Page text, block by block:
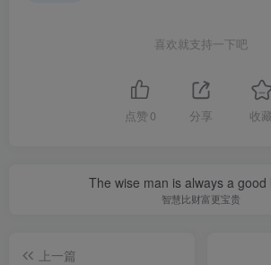
喜欢就支持一下吧
点赞 0 分享 收藏
The wise man is always a good
智慧比财富更宝贵
上一篇